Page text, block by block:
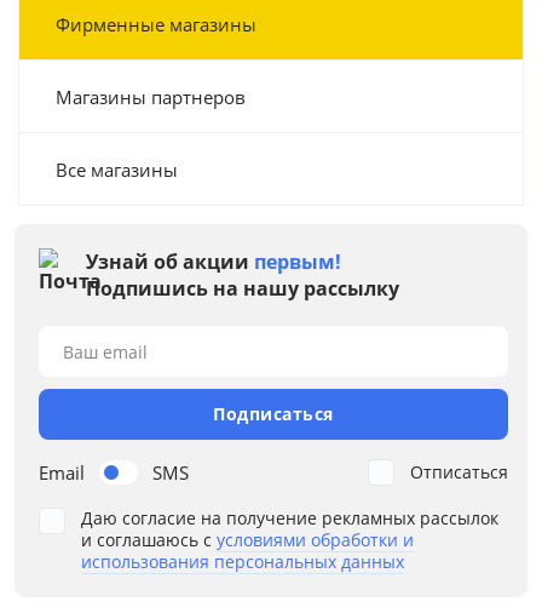
Фирменные магазины
Магазины партнеров
Все магазины
Узнай об акции первым!
Подпишись на нашу рассылку
Email SMS
Ваш email
Подписаться
Даю согласие на получение рекламных рассылок
и соглашаюсь с условиями обработки и
использования персональных данных
Отписаться